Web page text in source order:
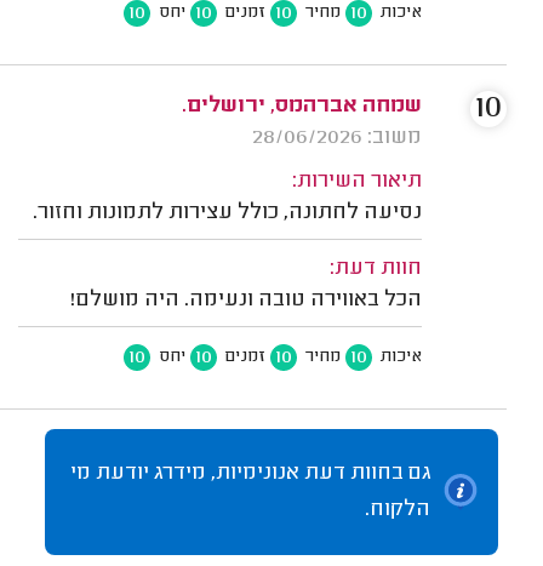
איכות 10 מחיר 10 זמנים 10 יחס 10
שמחה אברהמס, ירושלים.
משוב: 28/06/2026
תיאור השירות:
נסיעה לחתונה, כולל עצירות לתמונות וחזור.
חוות דעת:
הכל באווירה טובה ונעימה. היה מושלם!
איכות 10 מחיר 10 זמנים 10 יחס 10
10
גם בחוות דעת אנונימיות, מידרג יודעת מי
הלקוח.